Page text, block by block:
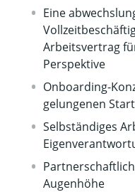
Eine
Arbeitsvertrag
Perspektive
Onboarding-
gelungenen Start
Selbständiges
Augenhöhe